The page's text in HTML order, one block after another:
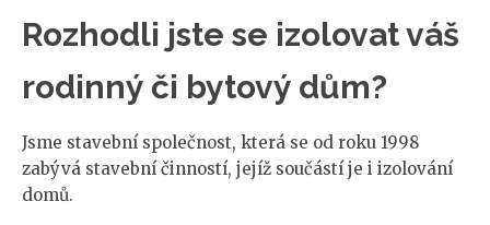
Rozhodli jste se izolovat váš
rodinný či bytový dům?
Jsme stavební společnost, která se od roku 1998
zabývá stavební činností, jejíž součástí je i izolování
domů.